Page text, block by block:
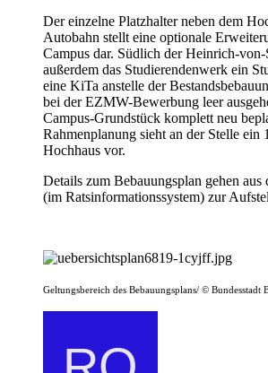
Der einzelne Platzhalter neben dem
Autobahn stellt eine optionale
Campus dar. Südlich der Heinrich-von-
außerdem das Studierendenwerk ein
eine KiTa anstelle der
bei der EZMW-Bewerbung leer
Campus-Grundstück komplett neu
Rahmenplanung sieht an der Stelle ein
Hochhaus vor.
Details zum Bebauungsplan gehen aus
(im Ratsinformationssystem) zur
Geltungsbereich des Bebauungsplans/ © Bundesstadt